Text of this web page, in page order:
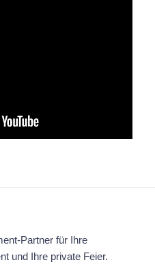
Partner für Ihre
und Ihre private Feier.